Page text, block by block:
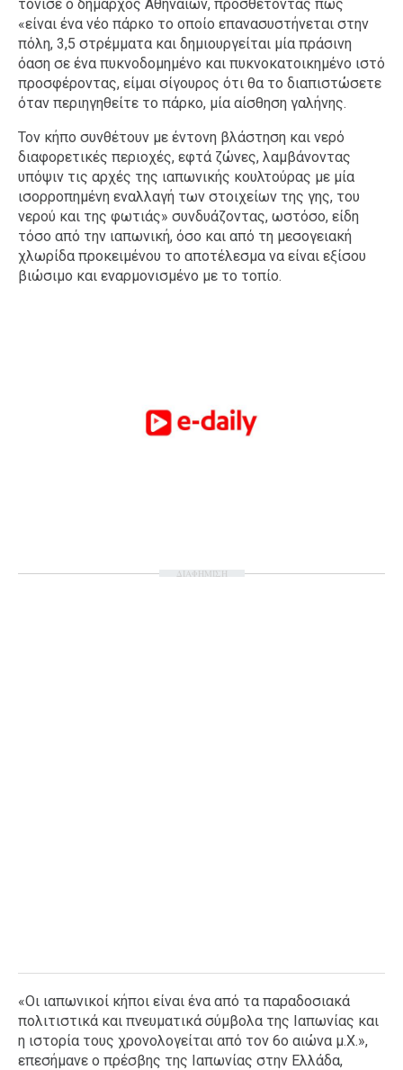
τόνισε ο δήμαρχος Αθηναίων, προσθέτοντας πως
«είναι ένα νέο πάρκο το οποίο επανασυστήνεται στην
πόλη, 3,5 στρέμματα και δημιουργείται μία πράσινη
όαση σε ένα πυκνοδομημένο και πυκνοκατοικημένο ιστό
προσφέροντας, είμαι σίγουρος ότι θα το διαπιστώσετε
όταν περιηγηθείτε το πάρκο, μία αίσθηση γαλήνης.
Τον κήπο συνθέτουν με έντονη βλάστηση και νερό
διαφορετικές περιοχές, εφτά ζώνες, λαμβάνοντας
υπόψιν τις αρχές της ιαπωνικής κουλτούρας με μία
ισορροπημένη εναλλαγή των στοιχείων της γης, του
νερού και της φωτιάς» συνδυάζοντας, ωστόσο, είδη
τόσο από την ιαπωνική, όσο και από τη μεσογειακή
χλωρίδα προκειμένου το αποτέλεσμα να είναι εξίσου
βιώσιμο και εναρμονισμένο με το τοπίο.
ΔΙΑΦΗΜΙΣΗ
«Οι ιαπωνικοί κήποι είναι ένα από τα παραδοσιακά
πολιτιστικά και πνευματικά σύμβολα της Ιαπωνίας και
η ιστορία τους χρονολογείται από τον 6ο αιώνα μ.Χ.»,
επεσήμανε ο πρέσβης της Ιαπωνίας στην Ελλάδα,